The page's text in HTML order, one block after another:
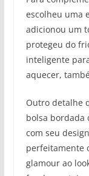
escolheu uma
adicionou um
protegeu do
inteligente
aquecer,
Outro detalhe
bolsa bordada
com seu
perfeitamente
glamour ao